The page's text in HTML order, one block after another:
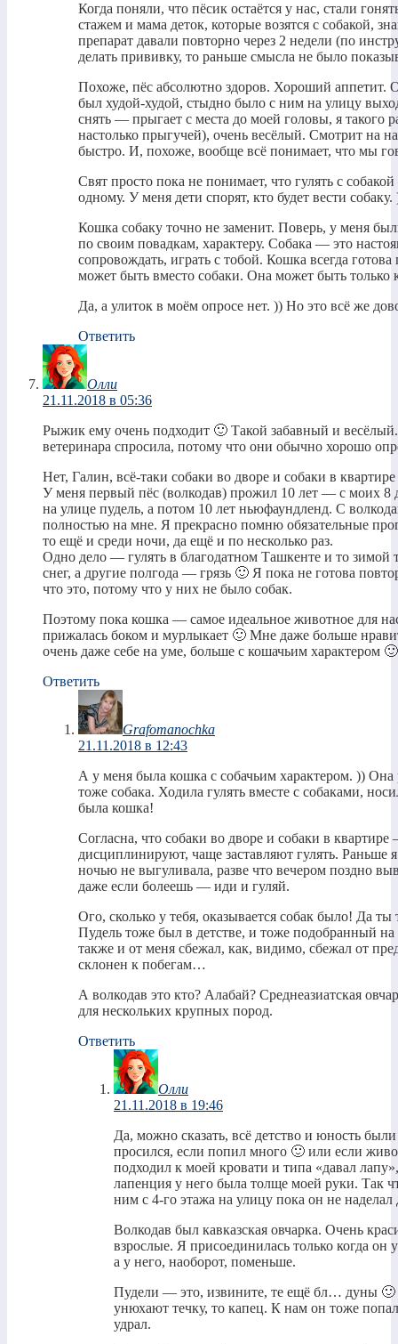
Когда поняли, что пёсик остаётся у нас, стали
стажем и мама деток, которые возятся с собакой,
препарат давали повторно через 2 недели (по
делать прививку, то раньше смысла не было
Похоже, пёс абсолютно здоров. Хороший аппетит.
был худой-худой, стыдно было с ним на улицу
снять — прыгает с места до моей головы, я такого
настолько прыгучей), очень весёлый. Смотрит
быстро. И, похоже, вообще всё понимает, что мы
Свят просто пока не понимает, что гулять с
одному. У меня дети спорят, кто будет вести собаку.
Кошка собаку точно не заменит. Поверь, у меня
по своим повадкам, характеру. Собака — это
сопровождать, играть с тобой. Кошка всегда
может быть вместо собаки. Она может быть только
Да, а улиток в моём опросе нет. )) Но это всё же
Ответить
Олли
21.11.2018 в 05:36
Рыжик ему очень подходит 🙂 Такой забавный и
ветеринара спросила, потому что они обычно хорошо
Нет, Галин, всё-таки собаки во дворе и собаки в
У меня первый пёс (волкодав) прожил 10 лет — с моих 8
на улице пудель, а потом 10 лет ньюфаундленд. С
полностью на мне. Я прекрасно помню обязательные
то ещё и среди ночи, да ещё и по несколько раз.
Одно дело — гулять в благодатном Ташкенте и то
снег, а другие полгода — грязь 🙂 Я пока не готова
что это, потому что у них не было собак.
Поэтому пока кошка — самое идеальное животное для
прижалась боком и мурлыкает 🙂 Мне даже больше
очень даже себе на уме, больше с кошачьим характером 🙂
Ответить
Grafomanochka
21.11.2018 в 12:43
А у меня была кошка с собачьим характером. )) Она
тоже собака. Ходила гулять вместе с собаками,
была кошка!
Согласна, что собаки во дворе и собаки в
дисциплинируют, чаще заставляют гулять. Раньше
ночью не выгуливала, разве что вечером поздно
даже если болеешь — иди и гуляй.
Ого, сколько у тебя, оказывается собак было! Да
Пудель тоже был в детстве, и тоже подобранный
также и от меня сбежал, как, видимо, сбежал от
склонен к побегам…
А волкодав это кто? Алабай? Среднеазиатская
для нескольких крупных пород.
Ответить
Олли
21.11.2018 в 19:46
Да, можно сказать, всё детство и юность
просился, если попил много 🙂 или если
подходил к моей кровати и типа «давал
лапенция у него была толще моей руки. Так
ним с 4-го этажа на улицу пока он не наделал
Волкодав был кавказская овчарка. Очень
взрослые. Я присоединилась только когда
а у него, наоборот, поменьше.
Пудели — это, извините, те ещё бл… дуны 🙂
унюхают течку, то капец. К нам он тоже
удрал.